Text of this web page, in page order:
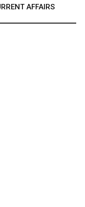
AFFAIRS